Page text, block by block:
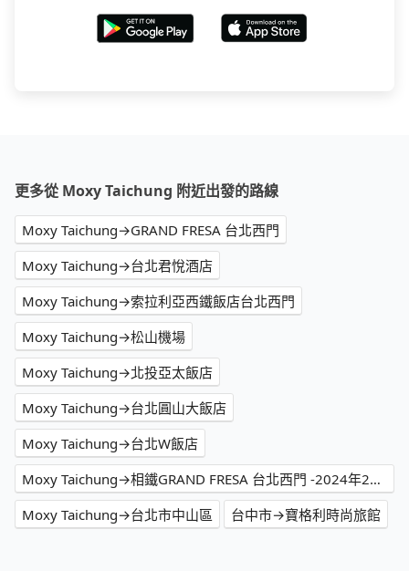
更多從 Moxy Taichung 附近出發的路線
Moxy Taichung→GRAND FRESA 台北西門
Moxy Taichung→台北君悅酒店
Moxy Taichung→索拉利亞西鐵飯店台北西門
Moxy Taichung→松山機場
Moxy Taichung→北投亞太飯店
Moxy Taichung→台北圓山大飯店
Moxy Taichung→台北W飯店
Moxy Taichung→相鐵GRAND FRESA 台北西門 -2024年2月開幕
Moxy Taichung→台北市中山區
台中市→寶格利時尚旅館